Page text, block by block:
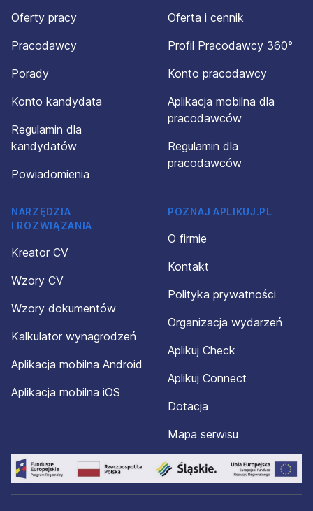
Oferty pracy
Pracodawcy
Porady
Konto kandydata
Regulamin dla
kandydatów
Powiadomienia
Oferta i cennik
Profil Pracodawcy 360°
Konto pracodawcy
Aplikacja mobilna dla
pracodawców
Regulamin dla
pracodawców
NARZĘDZIA
I ROZWIĄZANIA
Kreator CV
Wzory CV
Wzory dokumentów
Kalkulator wynagrodzeń
Aplikacja mobilna Android
Aplikacja mobilna iOS
POZNAJ APLIKUJ.PL
O firmie
Kontakt
Polityka prywatności
Organizacja wydarzeń
Aplikuj Check
Aplikuj Connect
Dotacja
Mapa serwisu